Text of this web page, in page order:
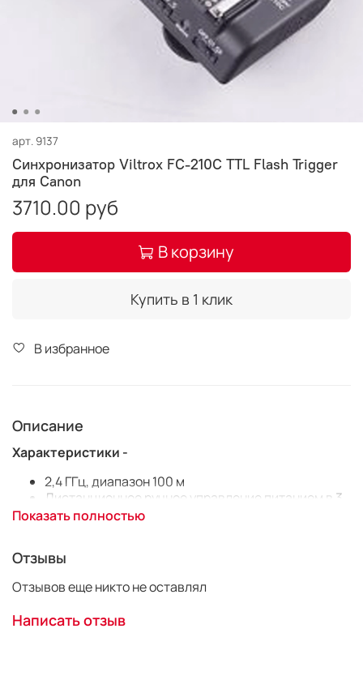
арт. 9137
Синхронизатор Viltrox FC-210C TTL Flash Trigger
для Canon
3710.00 руб
В корзину
Купить в 1 клик
В избранное
Описание
Характеристики -
2,4 ГГц, диапазон 100 м
Дистанционное ручное управление питанием в 3
группах из меню камеры
Pass Through Hotshoe позволяет использовать
HSS (FP высокоскоростная синхронизация) до
FEL (блокировка экспозиции вспышки)
Показать полностью
Отзывы
Отзывов еще никто не оставлял
Написать отзыв